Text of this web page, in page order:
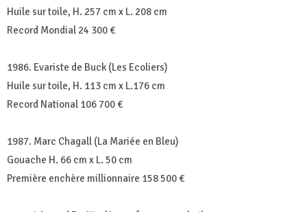
Huile sur toile, H. 257 cm x L. 208 cm
Record Mondial 24 300 €
1986. Evariste de Buck (Les Ecoliers)
Huile sur toile, H. 113 cm x L.176 cm
Record National 106 700 €
1987. Marc Chagall (La Mariée en Bleu)
Gouache H. 66 cm x L. 50 cm
Première enchère millionnaire 158 500 €